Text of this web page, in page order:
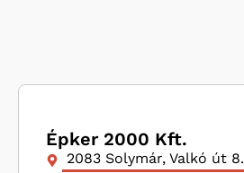
Épker 2000 Kft.
2083 Solymár, Valkó út 8.